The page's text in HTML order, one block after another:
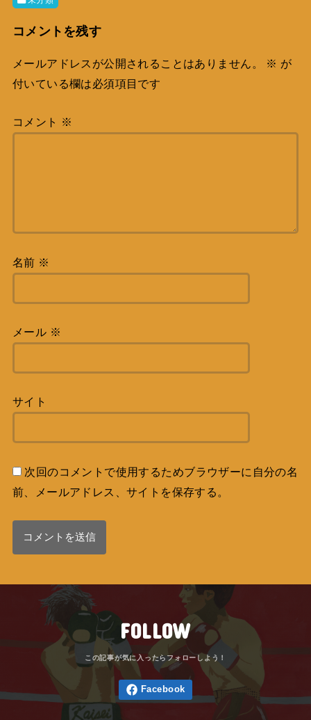
コメントを残す
メールアドレスが公開されることはありません。 ※ が
付いている欄は必須項目です
コメント ※
名前 ※
メール ※
サイト
次回のコメントで使用するためブラウザーに自分の名
前、メールアドレス、サイトを保存する。
FOLLOW